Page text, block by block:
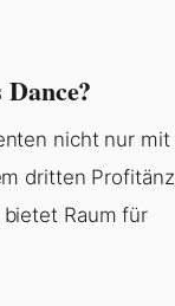
nicht nur
dritten
Raum für